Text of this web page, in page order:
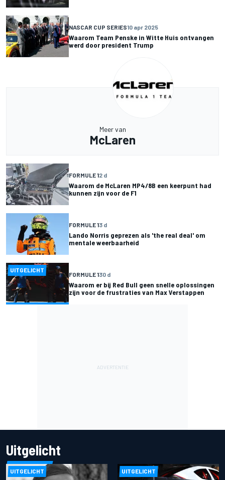
NASCAR CUP SERIES10 apr 2025
Waarom Team Penske in Witte Huis ontvangen
werd door president Trump
Meer van
McLaren
FORMULE 12 d
Waarom de McLaren MP4/8B een keerpunt had
kunnen zijn voor de F1
FORMULE 13 d
Lando Norris geprezen als 'the real deal' om
mentale weerbaarheid
UITGELICHT
FORMULE 130 d
Waarom er bij Red Bull geen snelle oplossingen
zijn voor de frustraties van Max Verstappen
Uitgelicht
UITGELICHT UITGELICHT